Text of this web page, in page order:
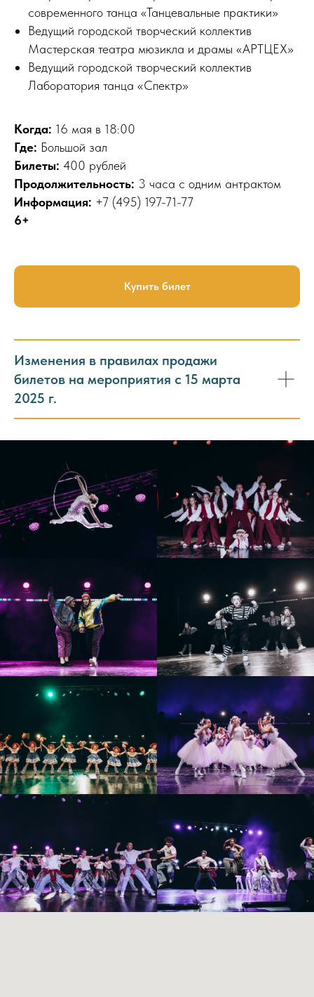
современного танца «Танцевальные практики»
Ведущий городской творческий коллектив
Мастерская театра мюзикла и драмы «АРТЦЕХ»
Ведущий городской творческий коллектив
Лаборатория танца «Спектр»
Когда: 16 мая в 18:00
Где: Большой зал
Билеты: 400 рублей
Продолжительность: 3 часа с одним антрактом
Информация: +7 (495) 197-71-77
6+
Купить билет
Изменения в правилах продажи
билетов на мероприятия с 15 марта
2025 г.